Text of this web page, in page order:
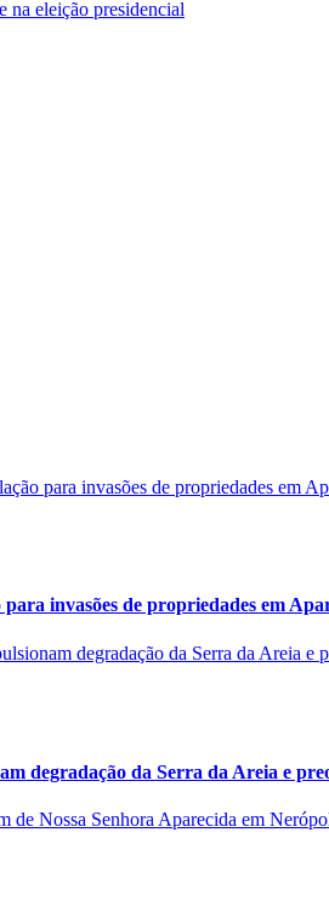
na eleição presidencial
invasões de propriedades em
degradação da Serra da Areia e